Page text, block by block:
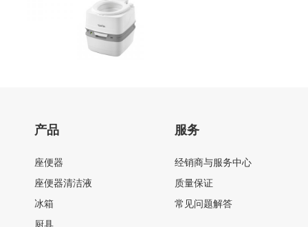
产品
座便器
座便器清洁液
冰箱
厨具
服务
经销商与服务中心
质量保证
常见问题解答